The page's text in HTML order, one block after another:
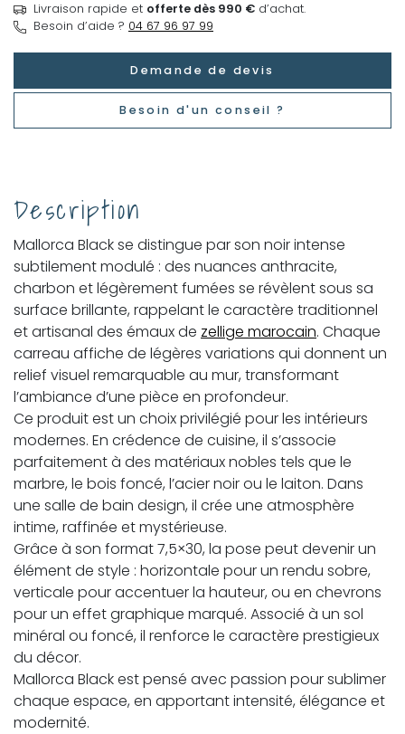
Livraison rapide et offerte dès 990 € d’achat.
Besoin d’aide ? 04 67 96 97 99
Demande de devis
Besoin d'un conseil ?
Description
Mallorca Black se distingue par son noir intense
subtilement modulé : des nuances anthracite,
charbon et légèrement fumées se révèlent sous sa
surface brillante, rappelant le caractère traditionnel
et artisanal des émaux de zellige marocain. Chaque
carreau affiche de légères variations qui donnent un
relief visuel remarquable au mur, transformant
l’ambiance d’une pièce en profondeur.
Ce produit est un choix privilégié pour les intérieurs
modernes. En crédence de cuisine, il s’associe
parfaitement à des matériaux nobles tels que le
marbre, le bois foncé, l’acier noir ou le laiton. Dans
une salle de bain design, il crée une atmosphère
intime, raffinée et mystérieuse.
Grâce à son format 7,5×30, la pose peut devenir un
élément de style : horizontale pour un rendu sobre,
verticale pour accentuer la hauteur, ou en chevrons
pour un effet graphique marqué. Associé à un sol
minéral ou foncé, il renforce le caractère prestigieux
du décor.
Mallorca Black est pensé avec passion pour sublimer
chaque espace, en apportant intensité, élégance et
modernité.